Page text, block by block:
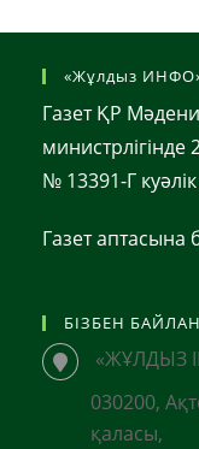
«Жұлдыз ИНФО»
Газет ҚР
министрлігінде
№ 13391-Г куәлік
Газет аптасына
БІЗБЕН
«ЖҰЛДЫЗ
030200,
қаласы,